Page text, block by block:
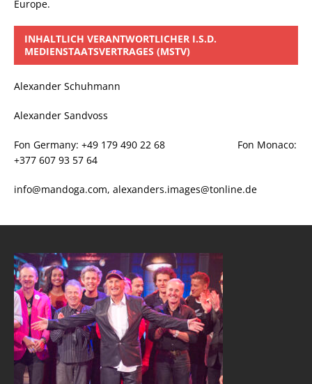
Europe.
INHALTLICH VERANTWORTLICHER I.S.D.
MEDIENSTAATSVERTRAGES (MSTV)
Alexander Schuhmann
Alexander Sandvoss
Fon Germany: +49 179 490 22 68 Fon Monaco:
+377 607 93 57 64
info@mandoga.com, alexanders.images@tonline.de